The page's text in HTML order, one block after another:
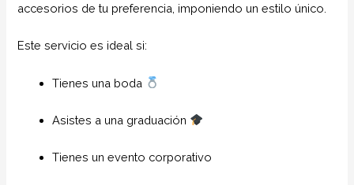
accesorios de tu preferencia, imponiendo un estilo único.
Este servicio es ideal si:
Tienes una boda
Asistes a una graduación
Tienes un evento corporativo